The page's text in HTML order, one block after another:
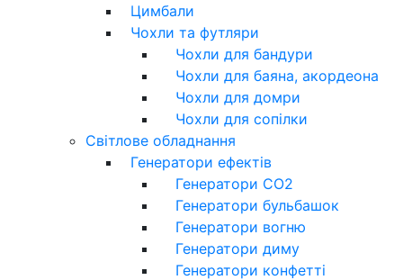
Цимбали
Чохли та футляри
Чохли для бандури
Чохли для баяна, акордеона
Чохли для домри
Чохли для сопілки
Світлове обладнання
Генератори ефектів
Генератори CO2
Генератори бульбашок
Генератори вогню
Генератори диму
Генератори конфетті